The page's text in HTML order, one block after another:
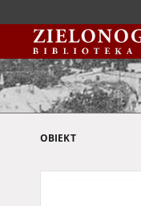
OBIEKT